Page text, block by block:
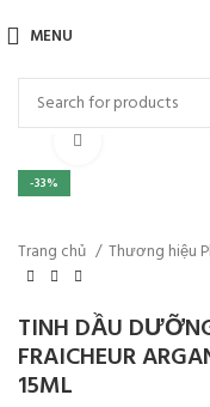
MENU
-33%
Trang chủ Thương hiệu
TINH DẦU
FRAICHEUR
15ML